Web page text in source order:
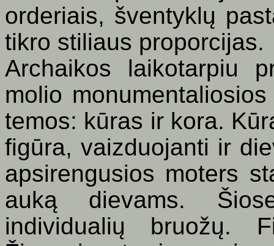
orderiais, šventyklų
tikro stiliaus proporcijas.
Archaikos laikotarpiu
molio
temos: kūras ir kora.
figūra, vaizduojanti ir
apsirengusios moters
auką dievams.
individualių bruožų.